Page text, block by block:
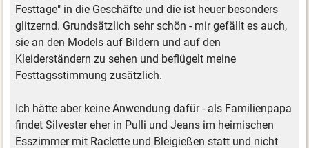
Festtage" in die Geschäfte und die ist heuer besonders
glitzernd. Grundsätzlich sehr schön - mir gefällt es auch,
sie an den Models auf Bildern und auf den
Kleiderständern zu sehen und beflügelt meine
Festtagsstimmung zusätzlich.
Ich hätte aber keine Anwendung dafür - als Familienpapa
findet Silvester eher in Pulli und Jeans im heimischen
Esszimmer mit Raclette und Bleigießen statt und nicht